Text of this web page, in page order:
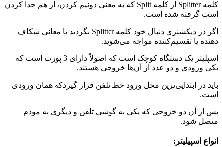
کلمه Splitter از کلمه Split که به معنی دونیم کردن، از هم جدا کردن
است گرفته شده است.
اگر در دیکشنری دنبال خود کلمه Splitter بگردید با معانی شکاف
دهنده یا تقسیم‌کننده مواجه می‌شوید.
اسپلیتر یک دستگاه کوچک است که اصولاً دارای 3 پورت است که
یکی ورودی و دو عدد از آن‌ها خروجی هستند.
باید در ابتدایی‌ترین محل ورود خط تلفن قرار گیردکه همان ورودی
است.
پس از آن دو خروجی که یکی به گوشی تلفن و دیگری به مودم
متصل شود.
انواع اسپیلیتر: